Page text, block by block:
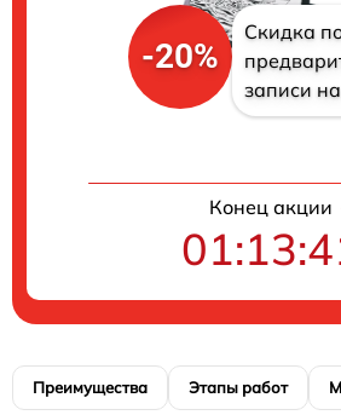
-20%
Скидка
записи
Конец акции
Преимущества Этапы работ